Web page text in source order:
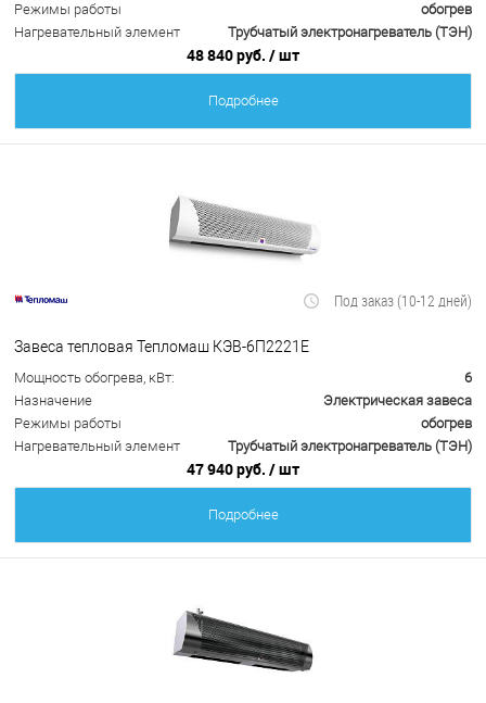
Режимы работы
обогрев
Нагревательный элемент
Трубчатый электронагреватель (ТЭН)
48 840 руб. / шт
Подробнее
Под заказ (10-12 дней)
Завеса тепловая Тепломаш КЭВ-6П2221Е
Мощность обогрева, кВт:
6
Назначение
Электрическая завеса
Режимы работы
обогрев
Нагревательный элемент
Трубчатый электронагреватель (ТЭН)
47 940 руб. / шт
Подробнее